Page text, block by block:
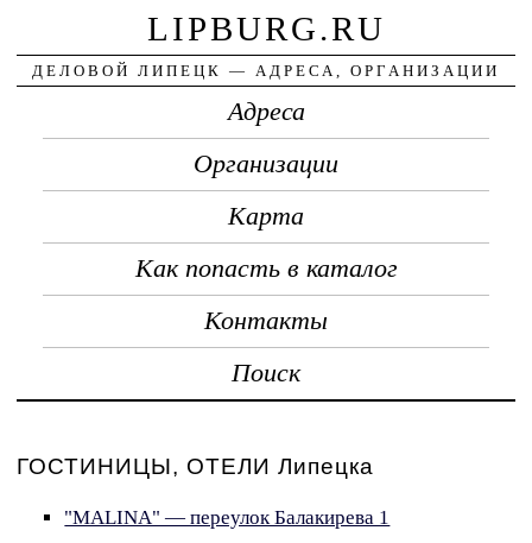
LIPBURG.RU
ДЕЛОВОЙ ЛИПЕЦК — АДРЕСА, ОРГАНИЗАЦИИ
Адреса
Организации
Карта
Как попасть в каталог
Контакты
Поиск
ГОСТИНИЦЫ, ОТЕЛИ Липецка
"MALINA" — переулок Балакирева 1